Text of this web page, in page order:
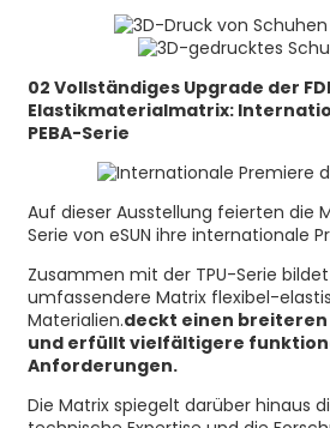
02 Vollständiges Upgrade der
Elastikmaterialmatrix:
PEBA-Serie
Auf dieser Ausstellung feierten die
Serie von eSUN ihre internationale
Zusammen mit der TPU-Serie bildet
umfassendere Matrix flexibel-
Materialien.deckt einen
und erfüllt vielfältigere
Anforderungen.
Die Matrix spiegelt darüber hinaus